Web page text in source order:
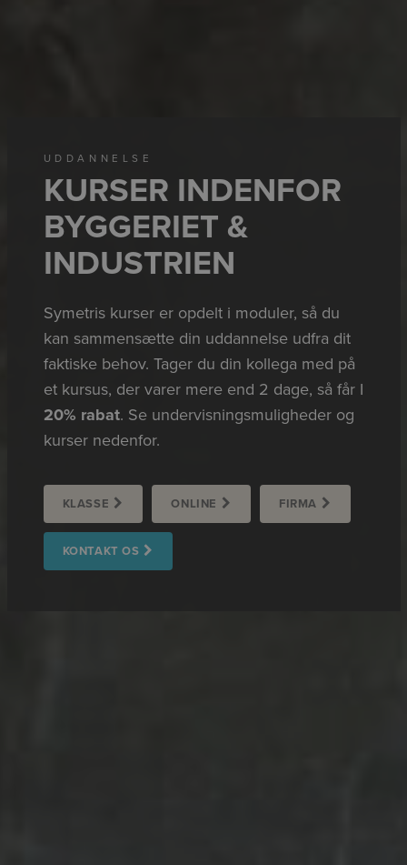
UDDANNELSE
KURSER INDENFOR
BYGGERIET &
INDUSTRIEN
Symetris kurser er opdelt i moduler, så du
kan sammensætte din uddannelse udfra dit
faktiske behov. Tager du din kollega med på
et kursus, der varer mere end 2 dage, så får I
20% rabat. Se undervisningsmuligheder og
kurser nedenfor.
KLASSE ONLINE FIRMA
KONTAKT OS